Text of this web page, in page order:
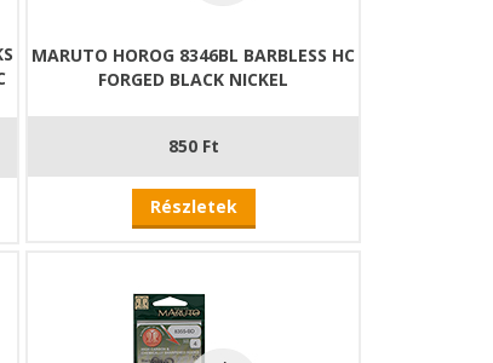
MARUTO HOROG 8346BL BARBLESS HC
FORGED BLACK NICKEL
850 Ft
Részletek